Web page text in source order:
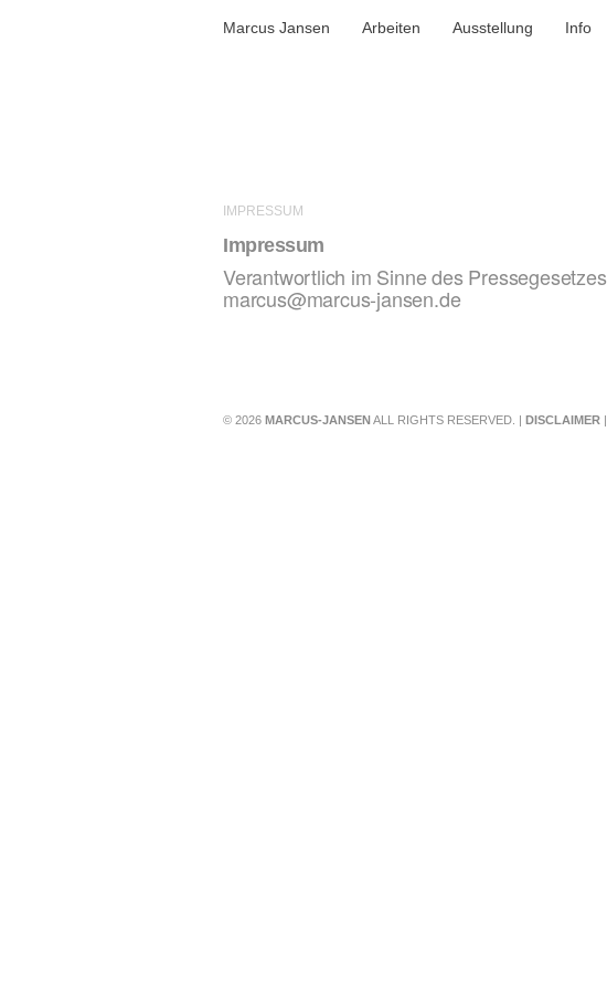
Marcus Jansen Arbeiten Ausstellung Info
IMPRESSUM
Impressum
Verantwortlich im Sinne des Pressegesetzes
marcus@marcus-jansen.de
© 2026 MARCUS-JANSENALL RIGHTS RESERVED. | DISCLAIMER |